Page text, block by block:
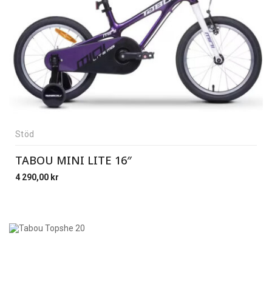
Stöd
TABOU MINI LITE 16″
4 290,00 kr